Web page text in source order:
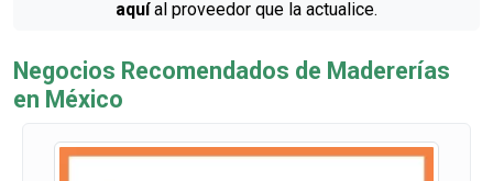
aquíal proveedor que la actualice.
Negocios Recomendados de Madererías
en México